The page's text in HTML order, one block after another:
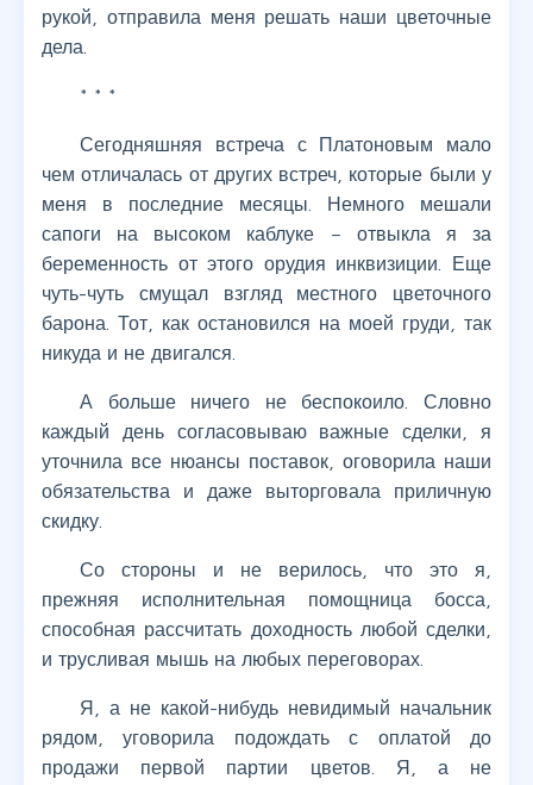
рукой, отправила меня решать наши цветочные
дела.
* * *
Сегодняшняя встреча с Платоновым мало
чем отличалась от других встреч, которые были у
меня в последние месяцы. Немного мешали
сапоги на высоком каблуке – отвыкла я за
беременность от этого орудия инквизиции. Еще
чуть-чуть смущал взгляд местного цветочного
барона. Тот, как остановился на моей груди, так
никуда и не двигался.
А больше ничего не беспокоило. Словно
каждый день согласовываю важные сделки, я
уточнила все нюансы поставок, оговорила наши
обязательства и даже выторговала приличную
скидку.
Со стороны и не верилось, что это я,
прежняя исполнительная помощница босса,
способная рассчитать доходность любой сделки,
и трусливая мышь на любых переговорах.
Я, а не какой-нибудь невидимый начальник
рядом, уговорила подождать с оплатой до
продажи первой партии цветов. Я, а не